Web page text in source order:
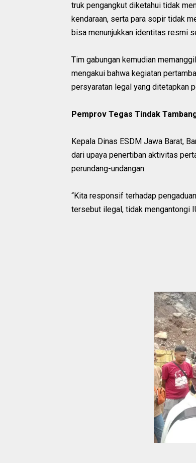
truk pengangkut diketahui tidak
kendaraan, serta para sopir tidak
bisa menunjukkan identitas resmi
Tim gabungan kemudian
mengakui bahwa kegiatan
persyaratan legal yang ditetapkan
Pemprov Tegas Tindak
Kepala Dinas ESDM Jawa Barat,
dari upaya penertiban aktivitas
perundang-undangan.
“Kita responsif terhadap
tersebut ilegal, tidak mengantongi